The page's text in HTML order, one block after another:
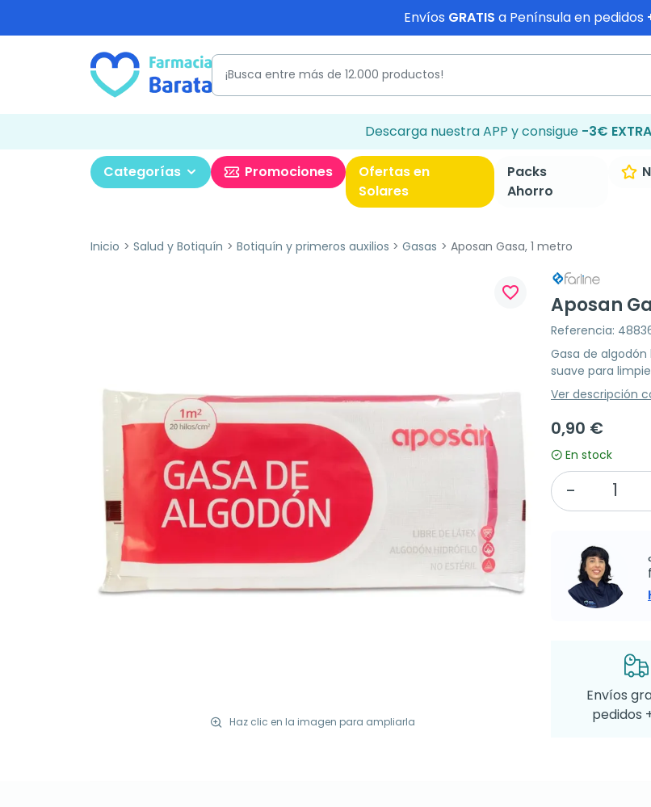
Envíos GRATIS a Península en pedidos
Descarga nuestra APP y consigue -3€ EXTRA
Categorías Promociones
Ofertas en
Solares
Packs
Ahorro
Inicio Salud y Botiquín Botiquín y primeros auxilios Gasas Aposan Gasa, 1 metro
Haz clic en la imagen para ampliarla
favorite_border
Aposan
Referencia:
Gasa de
suave para
Ver descripción
0,90 €
En stock
Envíos
pedidos